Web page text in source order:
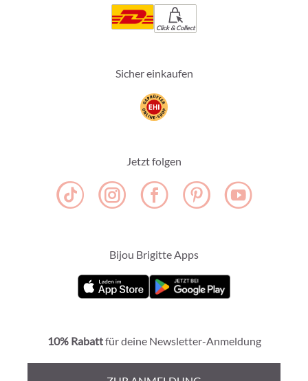
Click & Collect
Sicher einkaufen
Jetzt folgen
Bijou Brigitte Apps
10% Rabattfür deine Newsletter-Anmeldung